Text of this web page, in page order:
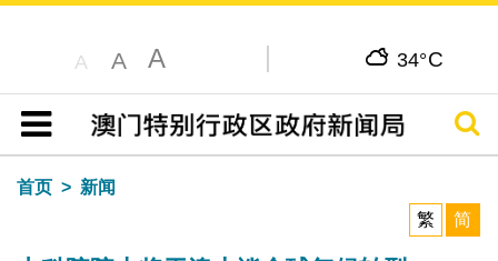
A A A 34°C
目录
搜寻
首页
新闻
繁
简